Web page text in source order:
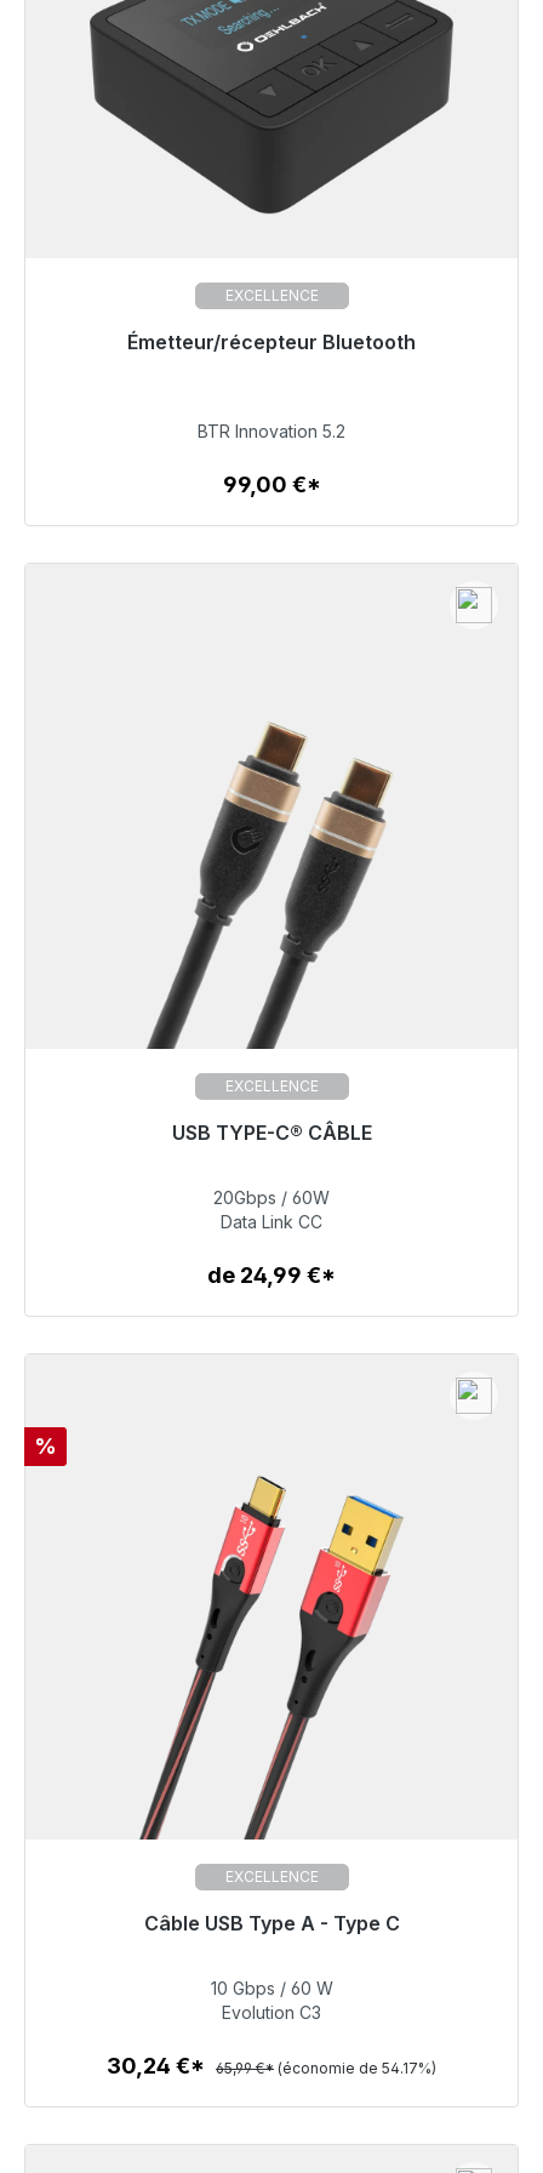
EXCELLENCE
Émetteur/récepteur Bluetooth
Prêt à être expédié, délai de livraison 48h*
Détails
BTR Innovation 5.2
99,00 €*
EXCELLENCE
USB TYPE-C® CÂBLE
39,99 €
Détails
20Gbps / 60W
Data Link CC
de 24,99 €*
Réduction
%
EXCELLENCE
Câble USB Type A - Type C
Prêt à être expédié, délai de livraison 48h*
30,24 €
Détails
10 Gbps / 60 W
Evolution C3
30,24 €* 65,99 €* (économie de 54.17%)